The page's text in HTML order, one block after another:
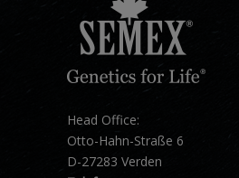
Head Office:
Otto-Hahn-Straße 6
D-27283 Verden